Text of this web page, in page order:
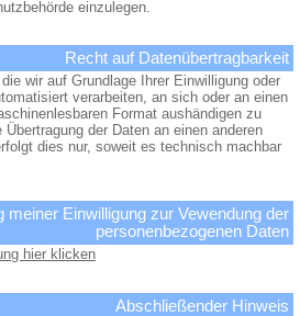
einzulegen.
Recht auf Datenübertragbarkeit
wir auf Grundlage Ihrer Einwilligung oder
verarbeiten, an sich oder an einen
Format aushändigen zu
der Daten an einen anderen
dies nur, soweit es technisch machbar
meiner Einwilligung zur Vewendung der
personenbezogenen Daten
hier klicken
Abschließender Hinweis